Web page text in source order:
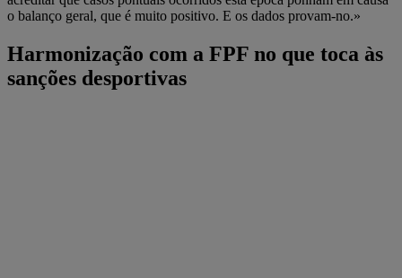
o balanço geral, que é muito positivo. E os dados provam-no.»
Harmonização com a FPF no que toca às
sanções desportivas